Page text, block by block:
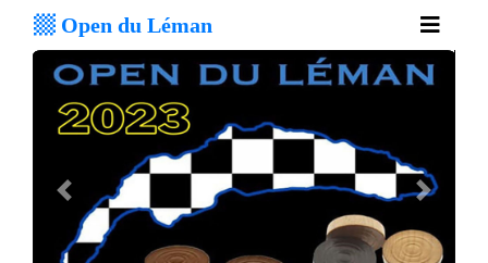
Open du Léman
Previous Next